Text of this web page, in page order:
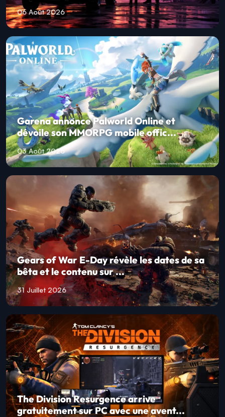
06 Août 2026
Garena annonce Palworld Online et
dévoile son MMORPG mobile offic...
03 Août 2026
Gears of War E-Day révèle les dates de sa
bêta et le contenu sur ...
31 Juillet 2026
The Division Resurgence arrive
gratuitement sur PC avec une avent...